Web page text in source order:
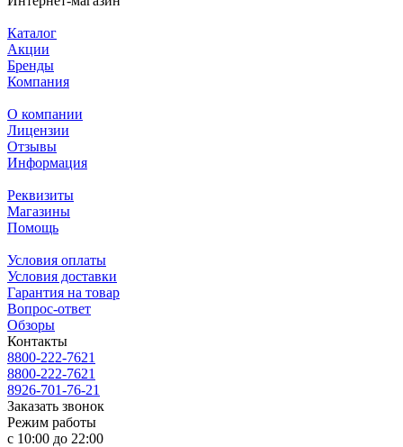
Каталог
Акции
Бренды
Компания
О компании
Лицензии
Отзывы
Информация
Реквизиты
Магазины
Помощь
Условия оплаты
Условия доставки
Гарантия на товар
Вопрос-ответ
Обзоры
Контакты
8800-222-7621
8800-222-7621
8926-701-76-21
Заказать звонок
Режим работы
с 10:00 до 22:00